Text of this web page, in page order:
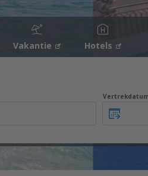
Vakantie Hotels